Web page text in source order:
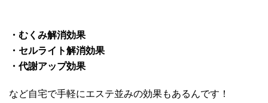
・むくみ解消効果
・セルライト解消効果
・代謝アップ効果
など自宅で手軽にエステ並みの効果もあるんです！